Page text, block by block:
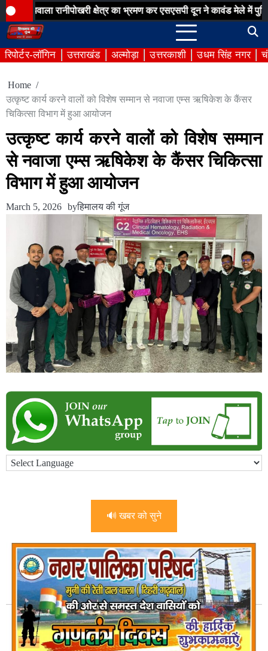
Skip
to
content
रानीपोखरी क्षेत्र का भ्रमण कर एसएसपी दून ने कावंड मेले में पुलिस
रिपोर्टर-लॉगिन उत्तराखंड अल्मोड़ा उत्तरकाशी उधम सिंह नगर
Home
उत्कृष्ट कार्य करने वालों को विशेष सम्मान से नवाजा एम्स ऋषिकेश के कैंसर
चिकित्सा विभाग में हुआ आयोजन
उत्कृष्ट कार्य करने वालों को विशेष सम्मान
से नवाजा एम्स ऋषिकेश के कैंसर चिकित्सा
विभाग में हुआ आयोजन
March 5, 2026 byहिमालय की गूंज
🔊 खबर को सुने